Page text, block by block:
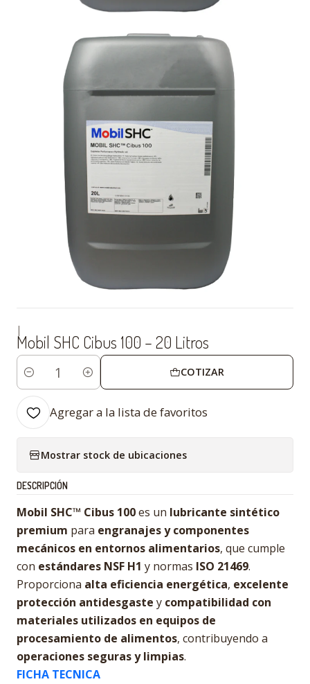
|
Mobil SHC Cibus 100 – 20 Litros
Cantidad
COTIZAR
Agregar a la lista de favoritos
Mostrar stock de ubicaciones
DESCRIPCIÓN
Mobil SHC™ Cibus 100es un lubricante sintético
premium para engranajes y componentes
mecánicos en entornos alimentarios, que cumple
con estándares NSF H1 y normas ISO 21469.
Proporciona alta eficiencia energética, excelente
protección antidesgaste y compatibilidad con
materiales utilizados en equipos de
procesamiento de alimentos, contribuyendo a
operaciones seguras y limpias.
FICHA TECNICA